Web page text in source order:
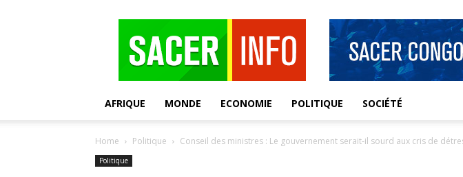
AFRIQUE MONDE ECONOMIE POLITIQUE SOCIÉTÉ
Home Politique Conseil des ministres : Le gouvernement serait-il sourd aux cris de
Politique